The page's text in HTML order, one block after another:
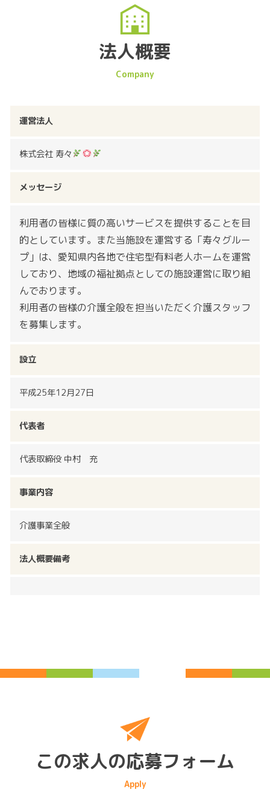
法人概要
運営法人
株式会社 寿々
メッセージ
利用者の皆様に質の高いサービスを提供することを目
的としています。また当施設を運営する「寿々グルー
プ」は、愛知県内各地で住宅型有料老人ホームを運営
しており、地域の福祉拠点としての施設運営に取り組
んでおります。
利用者の皆様の介護全般を担当いただく介護スタッフ
を募集します。
設立
平成25年12月27日
代表者
代表取締役 中村 充
事業内容
介護事業全般
法人概要備考
この求人の応募フォーム